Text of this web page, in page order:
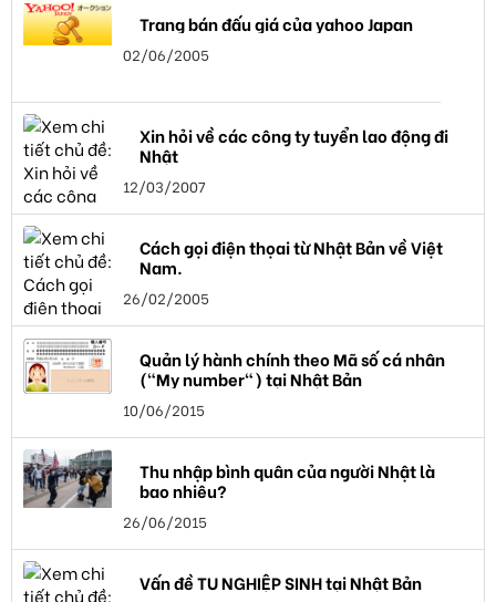
Trang bán đấu giá của yahoo Japan
02/06/2005
Xin hỏi về các công ty tuyển lao động đi
Nhật
12/03/2007
Cách gọi điện thọai từ Nhật Bản về Việt
Nam.
26/02/2005
Quản lý hành chính theo Mã số cá nhân
("My number") tại Nhật Bản
10/06/2015
Thu nhập bình quân của người Nhật là
bao nhiêu?
26/06/2015
Vấn đề TU NGHIỆP SINH tại Nhật Bản